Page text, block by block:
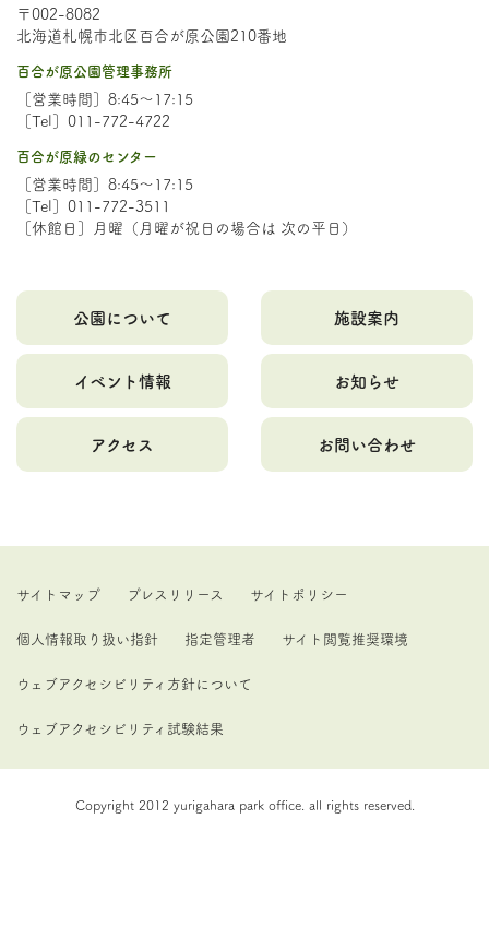
〒002-8082
北海道札幌市北区百合が原公園210番地
百合が原公園管理事務所
［営業時間］8:45～17:15
［Tel］011-772-4722
百合が原緑のセンター
［営業時間］8:45～17:15
［Tel］011-772-3511
［休館日］月曜（月曜が祝日の場合は 次の平日）
公園について 施設案内
イベント情報 お知らせ
アクセス お問い合わせ
サイトマップ プレスリリース サイトポリシー
個人情報取り扱い指針 指定管理者 サイト閲覧推奨環境
ウェブアクセシビリティ方針について
ウェブアクセシビリティ試験結果
Copyright 2012 yurigahara park office. all rights reserved.